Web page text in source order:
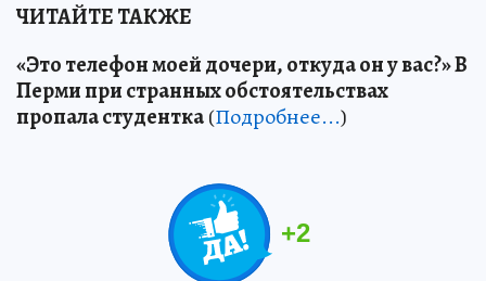
ЧИТАЙТЕ ТАКЖЕ
«Это телефон моей дочери, откуда он у вас?» В
Перми при странных обстоятельствах
пропала студентка(Подробнее...)
+2